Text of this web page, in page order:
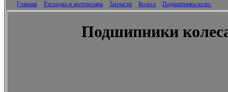
Главная Расходка и моторезина Запчасти Колеса Подшипники колес
Подшипники